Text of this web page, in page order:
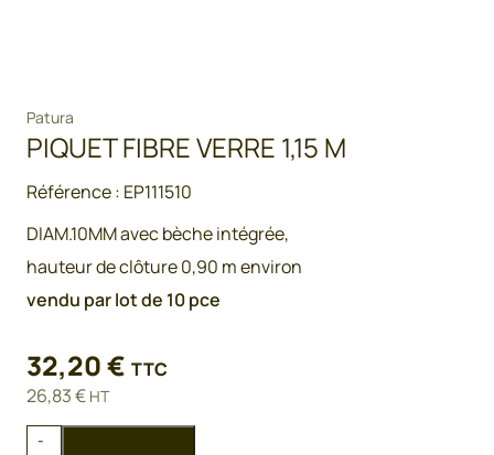
Patura
PIQUET FIBRE VERRE 1,15 M
Référence : EP111510
DIAM.10MM avec bèche intégrée,
hauteur de clôture 0,90 m environ
vendu par lot de 10 pce
32,20€ TTC
26,83€ HT
quantité
-